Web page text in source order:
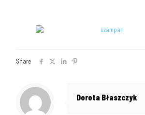
Share
Dorota Błaszczyk